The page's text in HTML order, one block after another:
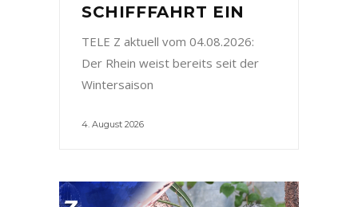
SCHIFFFAHRT EIN
TELE Z aktuell vom 04.08.2026:
Der Rhein weist bereits seit der
Wintersaison
4. August 2026